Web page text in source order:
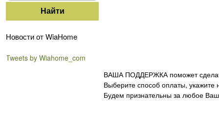
Новости от WiaHome
Tweets by Wiahome_com
ВАША ПОДДЕРЖКА поможет
Выберите способ оплаты,
Будем признательны за любое